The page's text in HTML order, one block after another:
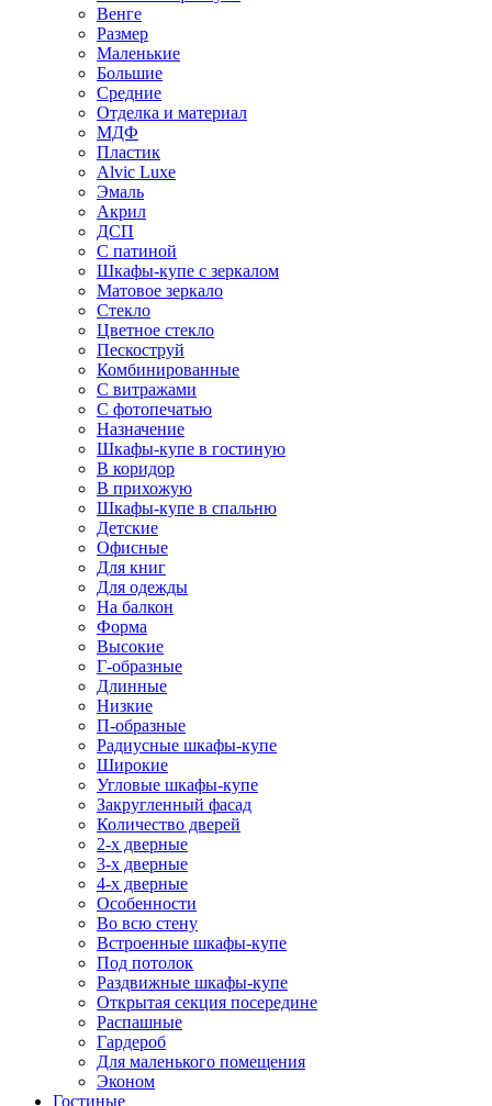
Венге
Размер
Маленькие
Большие
Средние
Отделка и материал
МДФ
Пластик
Alvic Luxe
Эмаль
Акрил
ДСП
С патиной
Шкафы-купе с зеркалом
Матовое зеркало
Стекло
Цветное стекло
Пескоструй
Комбинированные
С витражами
С фотопечатью
Назначение
Шкафы-купе в гостиную
В коридор
В прихожую
Шкафы-купе в спальню
Детские
Офисные
Для книг
Для одежды
На балкон
Форма
Высокие
Г-образные
Длинные
Низкие
П-образные
Радиусные шкафы-купе
Широкие
Угловые шкафы-купе
Закругленный фасад
Количество дверей
2-х дверные
3-х дверные
4-х дверные
Особенности
Во всю стену
Встроенные шкафы-купе
Под потолок
Раздвижные шкафы-купе
Открытая секция посередине
Распашные
Гардероб
Для маленького помещения
Эконом
Гостиные